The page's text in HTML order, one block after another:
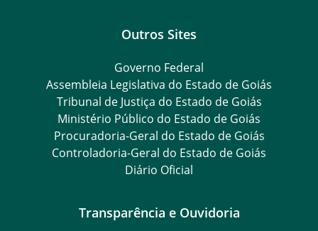
Outros Sites
Governo Federal
Assembleia Legislativa do Estado de Goiás
Tribunal de Justiça do Estado de Goiás
Ministério Público do Estado de Goiás
Procuradoria-Geral do Estado de Goiás
Controladoria-Geral do Estado de Goiás
Diário Oficial
Transparência e Ouvidoria